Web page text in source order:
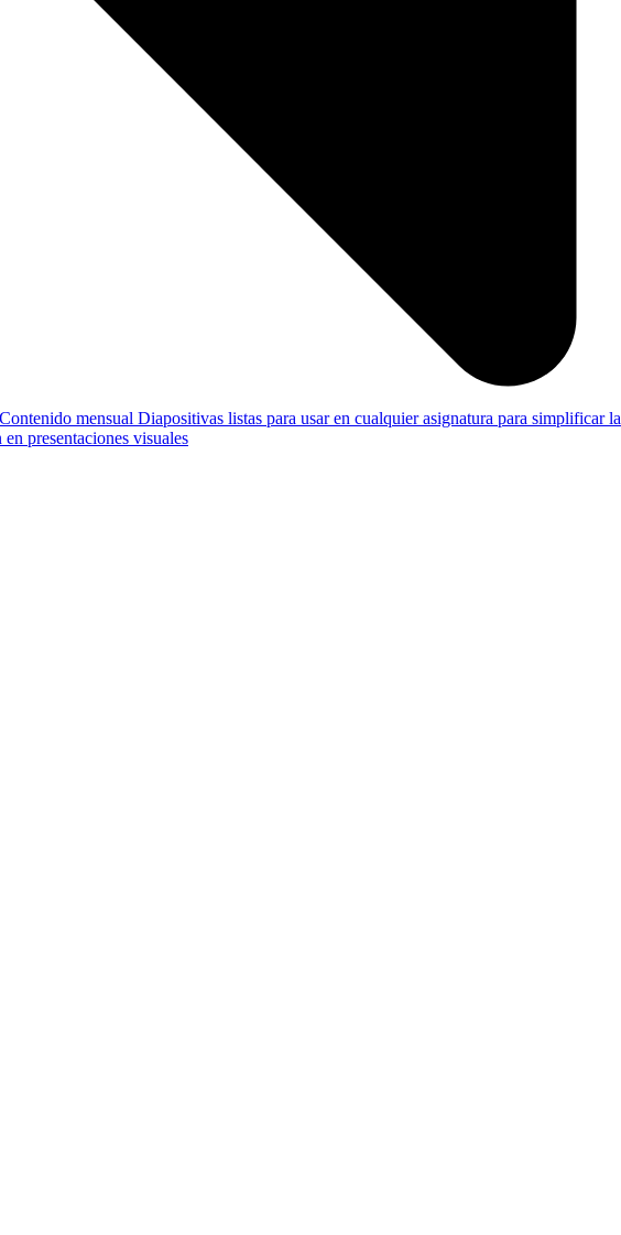
Contenido mensual Diapositivas listas para usar en cualquier asignatura para simplificar la
presentaciones visuales